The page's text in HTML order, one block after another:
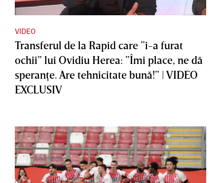
VIDEO
Transferul de la Rapid care ”i-a furat
ochii” lui Ovidiu Herea: ”Îmi place, ne dă
speranţe. Are tehnicitate bună!” | VIDEO
EXCLUSIV